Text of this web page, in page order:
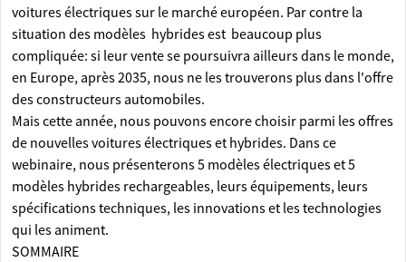
voitures électriques sur le marché européen. Par contre la
situation des modèles hybrides est beaucoup plus
compliquée: si leur vente se poursuivra ailleurs dans le monde,
en Europe, après 2035, nous ne les trouverons plus dans l'offre
des constructeurs automobiles.
Mais cette année, nous pouvons encore choisir parmi les offres
de nouvelles voitures électriques et hybrides. Dans ce
webinaire, nous présenterons 5 modèles électriques et 5
modèles hybrides rechargeables, leurs équipements, leurs
spécifications techniques, les innovations et les technologies
qui les animent.
SOMMAIRE